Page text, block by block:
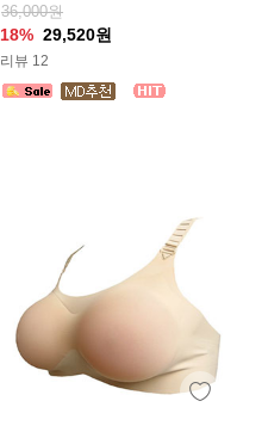
36,000원
18% 29,520원
리뷰 12